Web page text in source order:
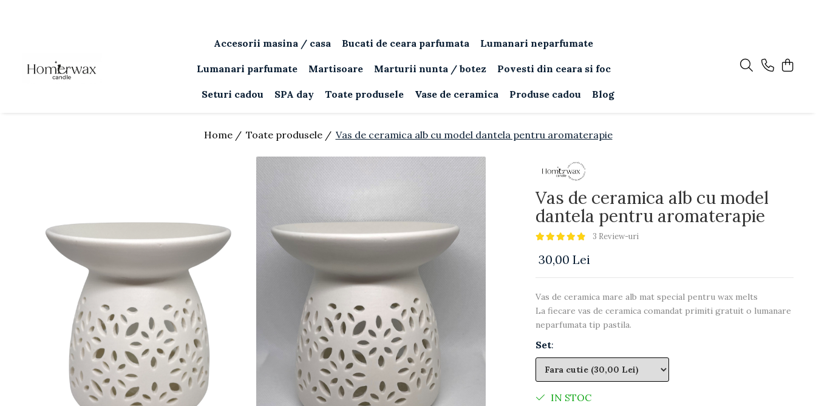
Accesorii masina / casa Bucati de ceara parfumata Lumanari neparfumate
Lumanari parfumate Martisoare Marturii nunta / botez Povesti din ceara si foc
Seturi cadou SPA day Toate produsele Vase de ceramica Produse cadou Blog
Home / Toate produsele / Vas de ceramica alb cu model dantela pentru aromaterapie
Vas de ceramica alb cu model
dantela pentru aromaterapie
3 Review-uri
30,00 Lei
Vas de ceramica mare alb mat special pentru wax melts
La fiecare vas de ceramica comandat primiti gratuit o lumanare
neparfumata tip pastila.
Set:
IN STOC